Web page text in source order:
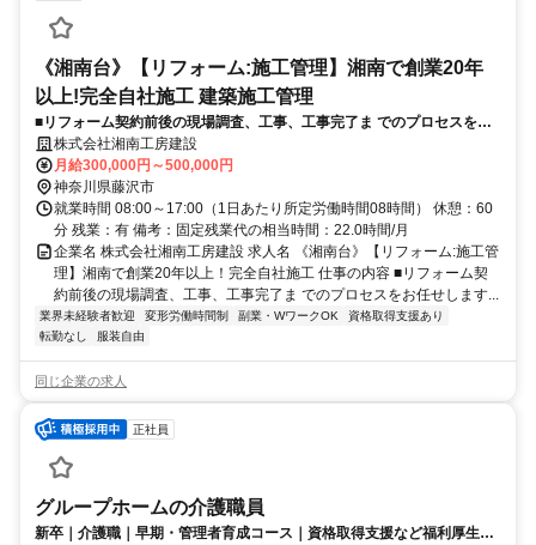
《湘南台》【リフォーム:施工管理】湘南で創業20年
以上!完全自社施工 建築施工管理
■リフォーム契約前後の現場調査、工事、工事完了ま でのプロセスをお
任せします。工事は当社または外注先の職人が実施。 段取りを組み、お
客様のお住まいをコーディネートします。
株式会社湘南工房建設
月給300,000円～500,000円
神奈川県藤沢市
就業時間 08:00～17:00（1日あたり所定労働時間08時間） 休憩：60
分 残業：有 備考：固定残業代の相当時間：22.0時間/月
企業名 株式会社湘南工房建設 求人名 《湘南台》【リフォーム:施工管
理】湘南で創業20年以上！完全自社施工 仕事の内容 ■リフォーム契
約前後の現場調査、工事、工事完了ま でのプロセスをお任せします...
業界未経験者歓迎 変形労働時間制 副業・WワークOK
資格取得支援あり
転勤なし
服装自由
同じ企業の求人
正社員
グループホームの介護職員
新卒｜介護職｜早期・管理者育成コース｜資格取得支援など福利厚生充